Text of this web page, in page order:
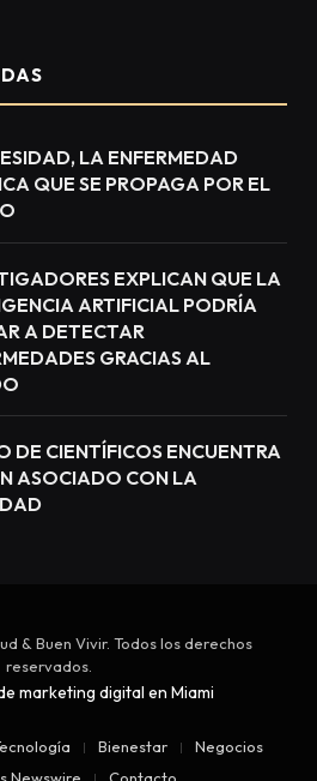
LA ENFERMEDAD
QUE SE PROPAGA POR EL
EXPLICAN QUE LA
ARTIFICIAL PODRÍA
A DETECTAR
GRACIAS AL
DE CIENTÍFICOS ENCUENTRA
ASOCIADO CON LA
& Buen Vivir. Todos los derechos
reservados.
marketing digital en Miami
Bienestar
Negocios